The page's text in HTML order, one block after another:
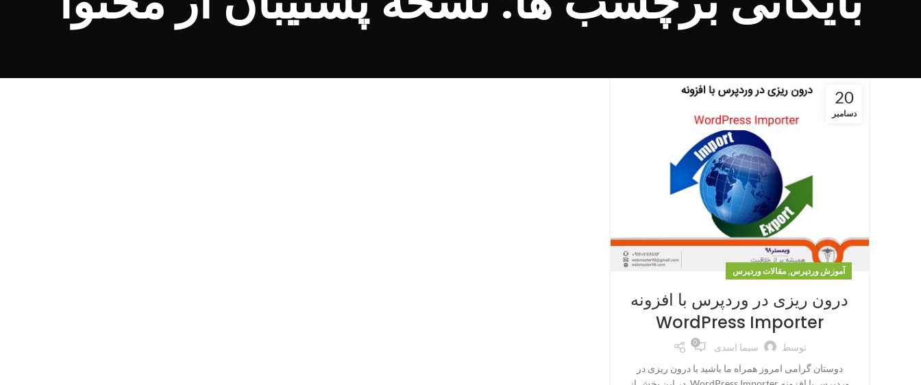
20
دسامبر
آموزش وردپرس, مقالات وردپرس
درون ریزی در وردپرس با افزونه
WordPress Importer
توسط سیما اسدی 0
دوستان گرامی امروز همراه ما باشید با درون ریزی در